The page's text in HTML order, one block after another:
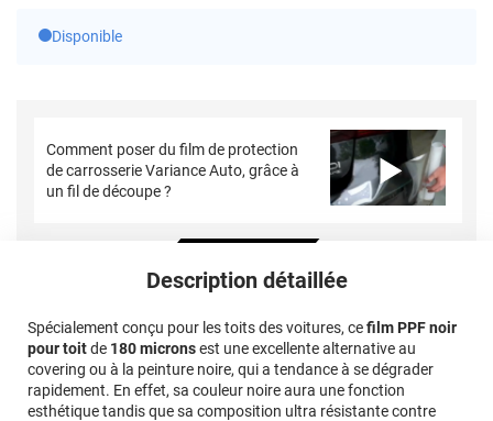
Disponible
Comment poser du film de protection
de carrosserie Variance Auto, grâce à
un fil de découpe ?
Description détaillée
Spécialement conçu pour les toits des voitures, cefilm PPF noir
pour toitde 180 micronsest une excellente alternative au
covering ou à la peinture noire, qui a tendance à se dégrader
rapidement. En effet, sa couleur noire aura une fonction
esthétique tandis que sa composition ultra résistante contre